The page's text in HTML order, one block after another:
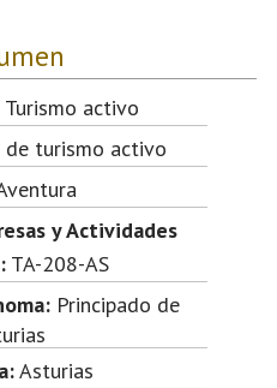
Turismo activo
de turismo activo
y Actividades
TA-208-AS
Principado de
Asturias